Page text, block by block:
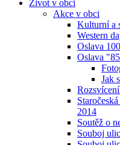
Život v obci
Akce v obci
Kulturní a
Western
Oslava
Oslava
Jak
2014
Soutěž o
Souboj